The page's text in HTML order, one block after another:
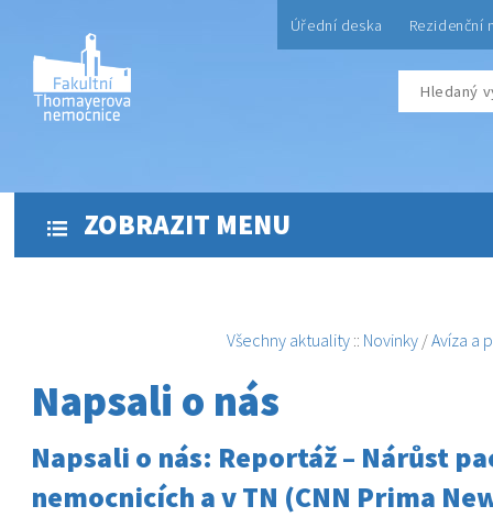
Úřední deska Rezidenční
ZOBRAZIT MENU
Všechny aktuality :: Novinky /Avíza a
Napsali o nás
Napsali o nás: Reportáž – Nárůst
nemocnicích a v TN (CNN Prima